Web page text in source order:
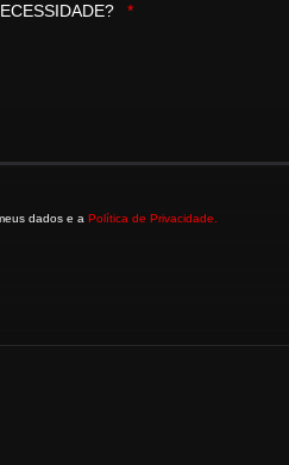
dados e a Política de Privacidade.